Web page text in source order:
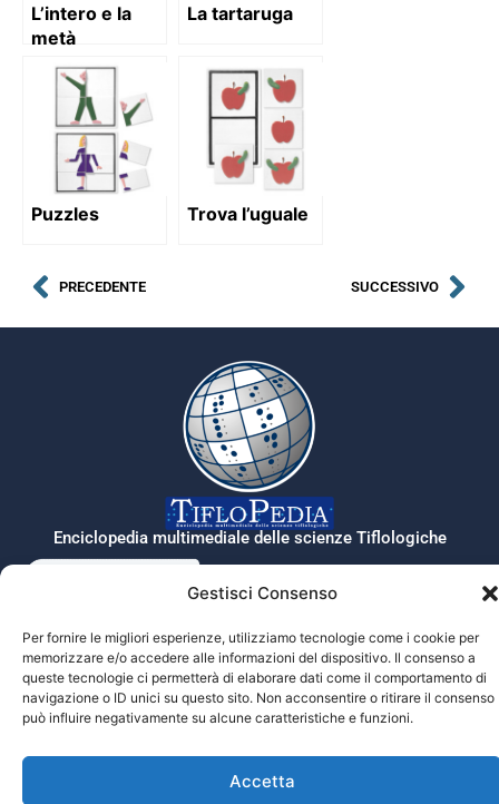
Gestisci Consenso
Per fornire le migliori esperienze, utilizziamo tecnologie come i cookie per
memorizzare e/o accedere alle informazioni del dispositivo. Il consenso a
queste tecnologie ci permetterà di elaborare dati come il comportamento di
navigazione o ID unici su questo sito. Non acconsentire o ritirare il consenso
può influire negativamente su alcune caratteristiche e funzioni.
Accetta
L’intero e la
metà
La tartaruga
Puzzles Trova l’uguale
PRECEDENTE SUCCESSIVO
Tiflopedia è un sito della Federazione
Nazionale delle Istituzioni Pro Ciechi
Privacy
Enciclopedia multimediale delle scienze Tiflologiche
© 2026 Prociechi.it. Tutti i diritti riservati.